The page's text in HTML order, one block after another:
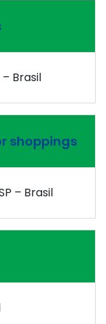
Brasil
shoppings
– Brasil